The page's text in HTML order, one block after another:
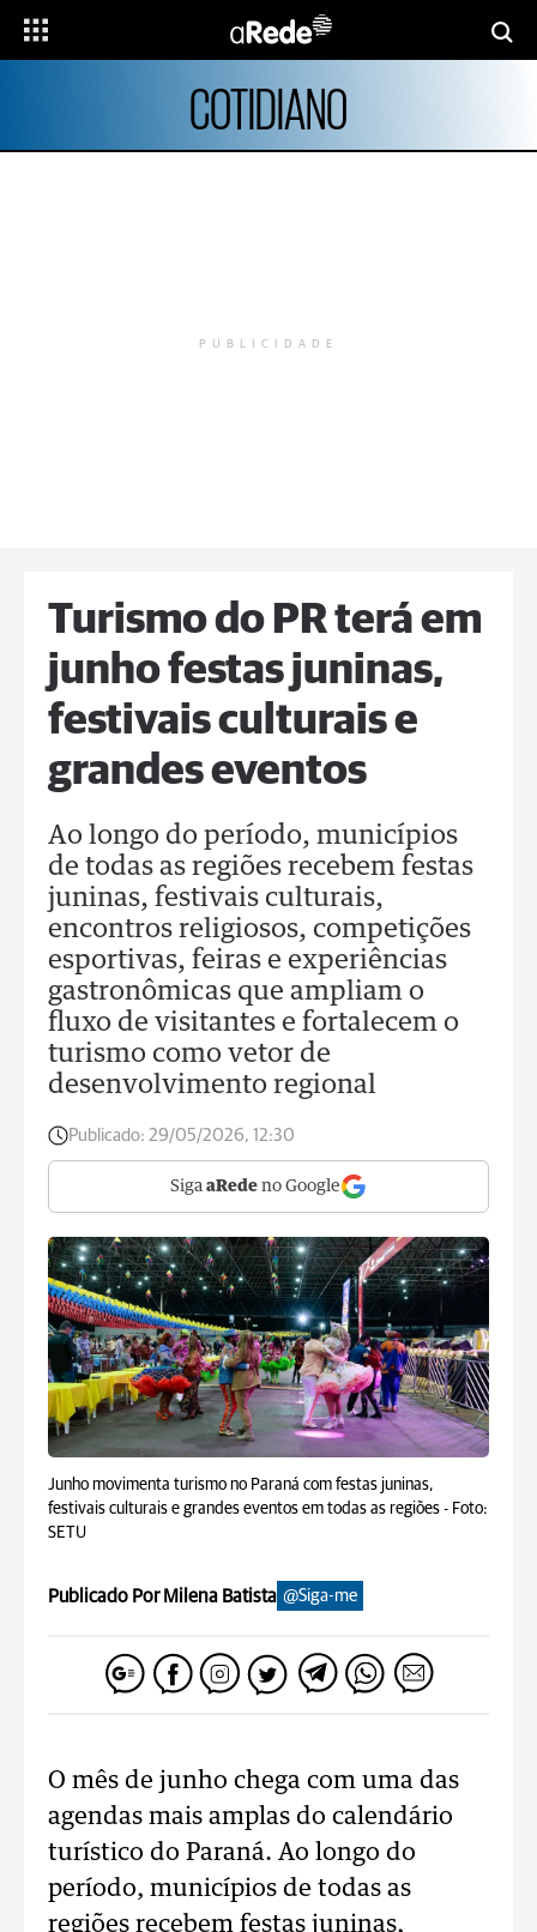
COTIDIANO
PUBLICIDADE
Turismo do PR terá em
junho festas juninas,
festivais culturais e
grandes eventos
Ao longo do período, municípios
de todas as regiões recebem festas
juninas, festivais culturais,
encontros religiosos, competições
esportivas, feiras e experiências
gastronômicas que ampliam o
fluxo de visitantes e fortalecem o
turismo como vetor de
desenvolvimento regional
Publicado: 29/05/2026, 12:30
Siga aRede no Google
Junho movimenta turismo no Paraná com festas juninas,
festivais culturais e grandes eventos em todas as regiões - Foto:
SETU
Publicado Por Milena Batista @Siga-me
O mês de junho chega com uma das
agendas mais amplas do calendário
turístico do Paraná. Ao longo do
período, municípios de todas as
regiões recebem festas juninas,